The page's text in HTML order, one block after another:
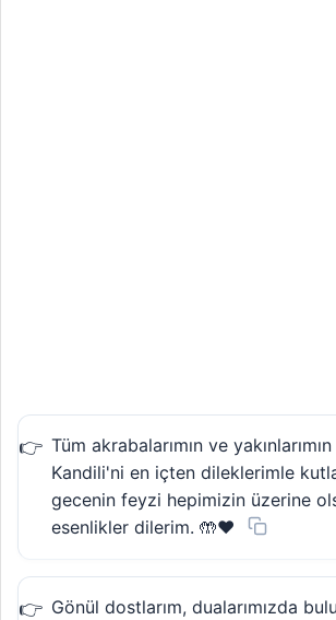
Tüm akrabalarımın ve
Kandili'ni en içten dileklerimle
gecenin feyzi hepimizin üzerine
esenlikler dilerim. 🤲❤️
Gönül dostlarım, dualarımızda